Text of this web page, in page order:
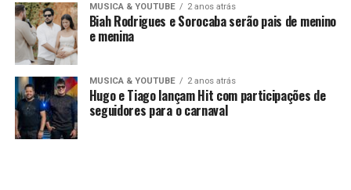
MUSICA & YOUTUBE 2 anos atrás
Biah Rodrigues e Sorocaba serão pais de menino
e menina
MUSICA & YOUTUBE 2 anos atrás
Hugo e Tiago lançam Hit com participações de
seguidores para o carnaval